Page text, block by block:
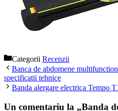
Categorii Recenzii
Banca de abdomene
specificatii tehnice
Banda alergare electrica Tempo
Un comentariu la „Banda